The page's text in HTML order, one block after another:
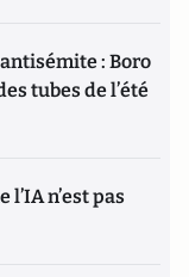
: Boro
tubes de l’été
n’est pas